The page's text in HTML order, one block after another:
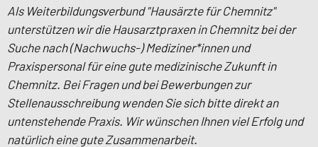
Als Weiterbildungsverbund "Hausärzte für Chemnitz"
unterstützen wir die Hausarztpraxen in Chemnitz bei der
Suche nach (Nachwuchs-) Mediziner*innen und
Praxispersonal für eine gute medizinische Zukunft in
Chemnitz. Bei Fragen und bei Bewerbungen zur
Stellenausschreibung wenden Sie sich bitte direkt an
untenstehende Praxis. Wir wünschen Ihnen viel Erfolg und
natürlich eine gute Zusammenarbeit.